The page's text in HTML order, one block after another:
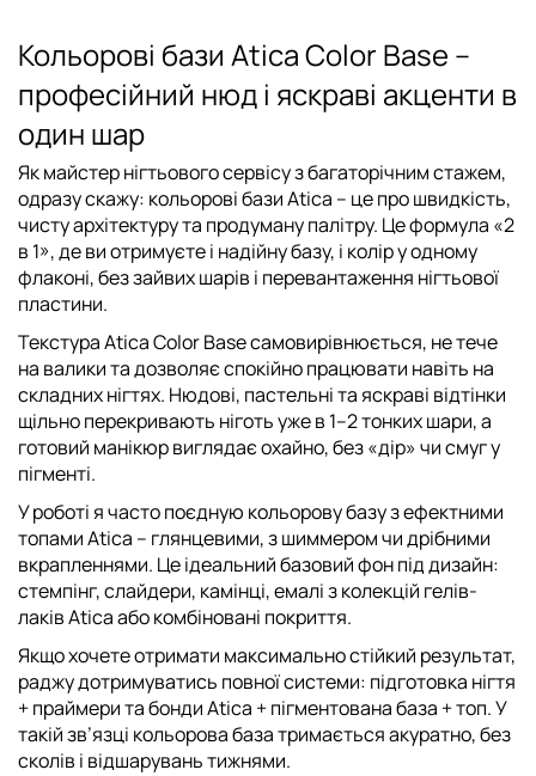
Кольорові бази Atica Color Base –
професійний нюд і яскраві акценти в
один шар
Як майстер нігтьового сервісу з багаторічним стажем,
одразу скажу: кольорові бази Atica – це про швидкість,
чисту архітектуру та продуману палітру. Це формула «2
в 1», де ви отримуєте і надійну базу, і колір у одному
флаконі, без зайвих шарів і перевантаження нігтьової
пластини.
ТекстураAtica Color Baseсамовирівнюється, не тече
на валики та дозволяє спокійно працювати навіть на
складних нігтях. Нюдові, пастельні та яскраві відтінки
щільно перекривають ніготь уже в 1–2 тонких шари, а
готовий манікюр виглядає охайно, без «дір» чи смуг у
пігменті.
У роботі я часто поєдную кольорову базу з ефектними
топами Atica – глянцевими, з шиммером чи дрібними
вкрапленнями. Це ідеальний базовий фон під дизайн:
стемпінг, слайдери, камінці, емалі з колекцій гелів-
лаків Aticaабо комбіновані покриття.
Якщо хочете отримати максимально стійкий результат,
раджу дотримуватись повної системи: підготовка нігтя
+праймери та бонди Atica + пігментована база + топ. У
такій зв’язці кольорова база тримається акуратно, без
сколів і відшарувань тижнями.